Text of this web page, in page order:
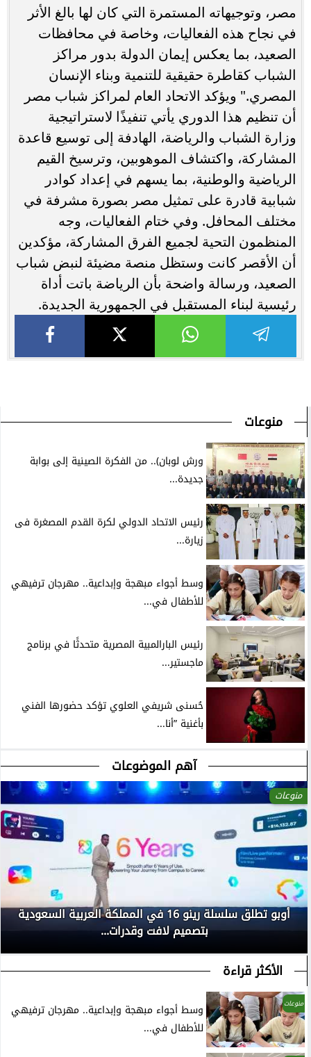
مصر، وتوجيهاته المستمرة التي كان لها بالغ الأثر
في نجاح هذه الفعاليات، وخاصة في محافظات
الصعيد، بما يعكس إيمان الدولة بدور مراكز
الشباب كقاطرة حقيقية للتنمية وبناء الإنسان
المصري." ويؤكد الاتحاد العام لمراكز شباب مصر
أن تنظيم هذا الدوري يأتي تنفيذًا لاستراتيجية
وزارة الشباب والرياضة، الهادفة إلى توسيع قاعدة
المشاركة، واكتشاف الموهوبين، وترسيخ القيم
الرياضية والوطنية، بما يسهم في إعداد كوادر
شبابية قادرة على تمثيل مصر بصورة مشرفة في
مختلف المحافل. وفي ختام الفعاليات، وجه
المنظمون التحية لجميع الفرق المشاركة، مؤكدين
أن الأقصر كانت وستظل منصة مضيئة لنبض شباب
الصعيد، ورسالة واضحة بأن الرياضة باتت أداة
رئيسية لبناء المستقبل في الجمهورية الجديدة.
منوعات
ورش لوبان).. من الفكرة الصينية إلى بوابة
جديدة...
رئيس الاتحاد الدولي لكرة القدم المصغرة فى
زيارة...
وسط أجواء مبهجة وإبداعية.. مهرجان ترفيهي
للأطفال في...
رئيس البارالمبية المصرية متحدثًا في برنامج
ماجستير...
حُسنى شريفي العلوي تؤكد حضورها الفني
بأغنية ”أنا...
آهم الموضوعات
منوعات
أوبو تطلق سلسلة رينو 16 في المملكة العربية السعودية
بتصميم لافت وقدرات...
الأكثر قراءة
منوعات
وسط أجواء مبهجة وإبداعية.. مهرجان ترفيهي
للأطفال في...